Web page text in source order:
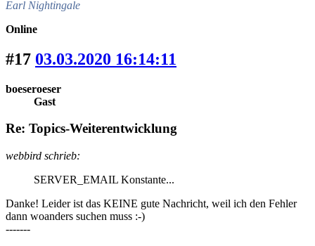
Earl Nightingale
Online
#17 03.03.2020 16:14:11
boeseroeser
Gast
Re: Topics-Weiterentwicklung
webbird schrieb:
SERVER_EMAIL Konstante...
Danke! Leider ist das KEINE gute Nachricht, weil ich den Fehler
dann woanders suchen muss :-)
-------